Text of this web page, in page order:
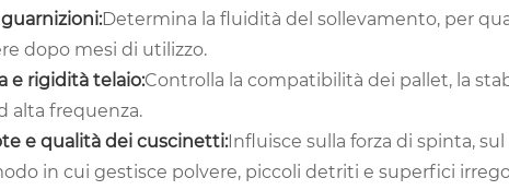
Determina la fluidità del sollevamento, per
dopo mesi di utilizzo.
e rigidità telaio:Controlla la compatibilità dei pallet, la
alta frequenza.
e qualità dei cuscinetti:Influisce sulla forza di spinta,
in cui gestisce polvere, piccoli detriti e superfici